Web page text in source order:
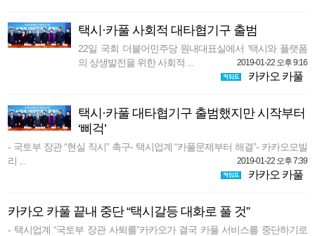
택시·카풀 사회적 대타협기구 출범
22일 국회 더불어민주당 원내대표실에서 ‘택시와 플랫폼
의 상생발전을 위한 사회적 ...
2019-01-22 오후 9:16
카카오 카풀
택시·카풀 대타협기구 출범했지만 시작부터
‘삐걱’
- 국토부 장관 “현실 직시” 촉구- 택시업계 “카풀문제부터 해결”- 카카오모빌
리 ...
2019-01-22 오후 7:39
카카오 카풀
카카오 카풀 끝내 중단 “택시갈등 대화로 풀 것”
- 택시업계 “국토부 장관 사퇴를”카카오가 결국 카풀 서비스를 중단하기로